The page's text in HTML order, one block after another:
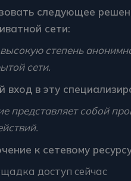
следующее
сети:
степень
сети.
вход в эту
представляет собой
к сетевому
доступ сейчас